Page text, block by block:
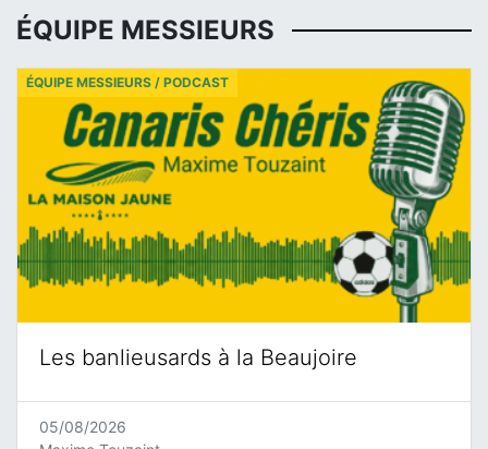
ÉQUIPE MESSIEURS
Les banlieusards à la Beaujoire
ÉQUIPE MESSIEURS / PODCAST
05/08/2026